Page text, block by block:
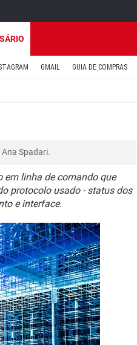
GMAIL GUIA DE COMPRAS
Ana Spadari.
em linha de comando que
protocolo usado - status dos
e interface.